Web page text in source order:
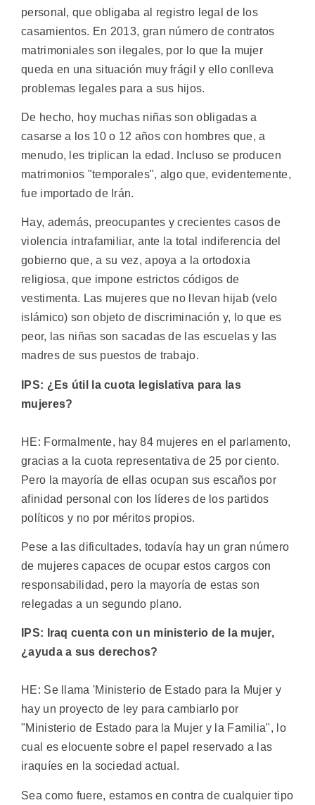
personal, que obligaba al registro legal de los
casamientos. En 2013, gran número de contratos
matrimoniales son ilegales, por lo que la mujer
queda en una situación muy frágil y ello conlleva
problemas legales para a sus hijos.
De hecho, hoy muchas niñas son obligadas a
casarse a los 10 o 12 años con hombres que, a
menudo, les triplican la edad. Incluso se producen
matrimonios "temporales", algo que, evidentemente,
fue importado de Irán.
Hay, además, preocupantes y crecientes casos de
violencia intrafamiliar, ante la total indiferencia del
gobierno que, a su vez, apoya a la ortodoxia
religiosa, que impone estrictos códigos de
vestimenta. Las mujeres que no llevan hijab (velo
islámico) son objeto de discriminación y, lo que es
peor, las niñas son sacadas de las escuelas y las
madres de sus puestos de trabajo.
IPS: ¿Es útil la cuota legislativa para las
mujeres?
HE: Formalmente, hay 84 mujeres en el parlamento,
gracias a la cuota representativa de 25 por ciento.
Pero la mayoría de ellas ocupan sus escaños por
afinidad personal con los líderes de los partidos
políticos y no por méritos propios.
Pese a las dificultades, todavía hay un gran número
de mujeres capaces de ocupar estos cargos con
responsabilidad, pero la mayoría de estas son
relegadas a un segundo plano.
IPS: Iraq cuenta con un ministerio de la mujer,
¿ayuda a sus derechos?
HE: Se llama 'Ministerio de Estado para la Mujer y
hay un proyecto de ley para cambiarlo por
"Ministerio de Estado para la Mujer y la Familia", lo
cual es elocuente sobre el papel reservado a las
iraquíes en la sociedad actual.
Sea como fuere, estamos en contra de cualquier tipo